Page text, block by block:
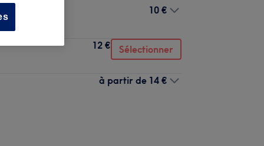
10 €
12 € Sélectionner
à partir de 14 €